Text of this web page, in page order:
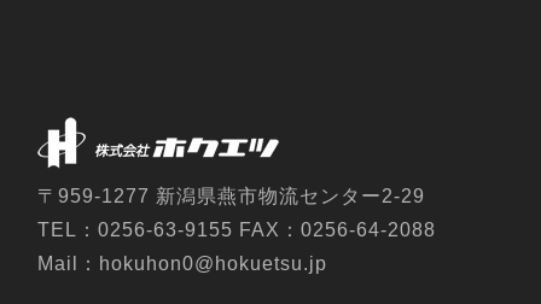
〒959-1277 新潟県燕市物流センター2-29
TEL：0256-63-9155 FAX：0256-64-2088
Mail：hokuhon0@hokuetsu.jp